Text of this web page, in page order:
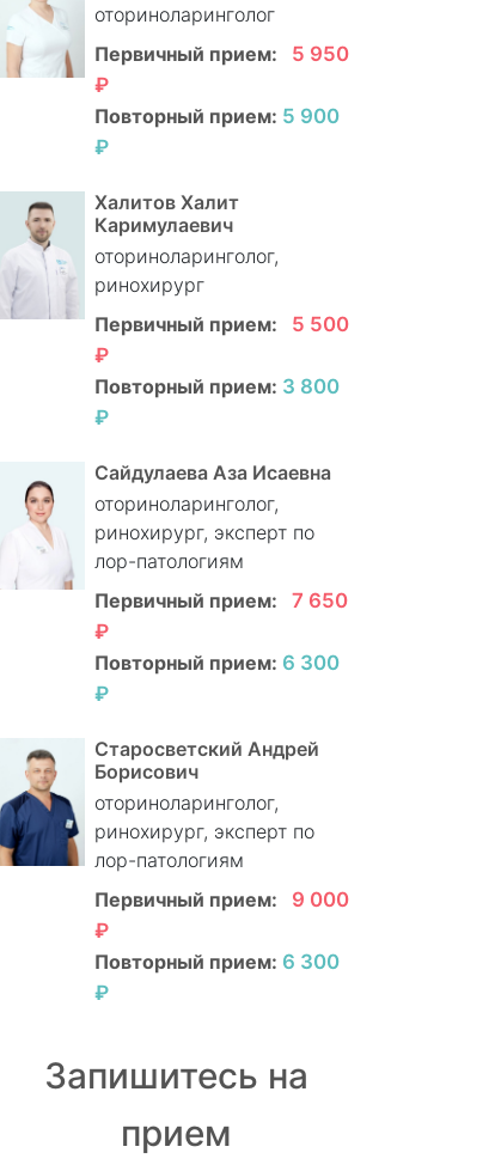
оториноларинголог
Первичный прием:
5 950
₽
Повторный прием: 5 900
₽
Халитов Халит
Каримулаевич
оториноларинголог,
ринохирург
Первичный прием:
5 500
₽
Повторный прием: 3 800
₽
Сайдулаева Аза Исаевна
оториноларинголог,
ринохирург, эксперт по
лор-патологиям
Первичный прием:
7 650
₽
Повторный прием: 6 300
₽
Старосветский Андрей
Борисович
оториноларинголог,
ринохирург, эксперт по
лор-патологиям
Первичный прием:
9 000
₽
Повторный прием: 6 300
₽
Запишитесь на
прием